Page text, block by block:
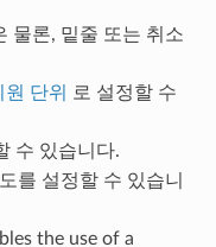
물론, 밑줄 또는 취소
원 단위 로 설정할 수
수 있습니다.
를 설정할 수 있습니
the use of a